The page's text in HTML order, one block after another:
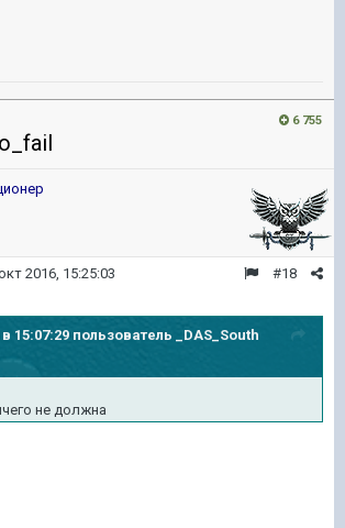
6 755
#18
2016, 15:25:03
15:07:29 пользователь _DAS_South
не должна